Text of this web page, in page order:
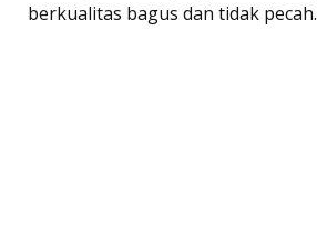
berkualitas bagus dan tidak pecah.